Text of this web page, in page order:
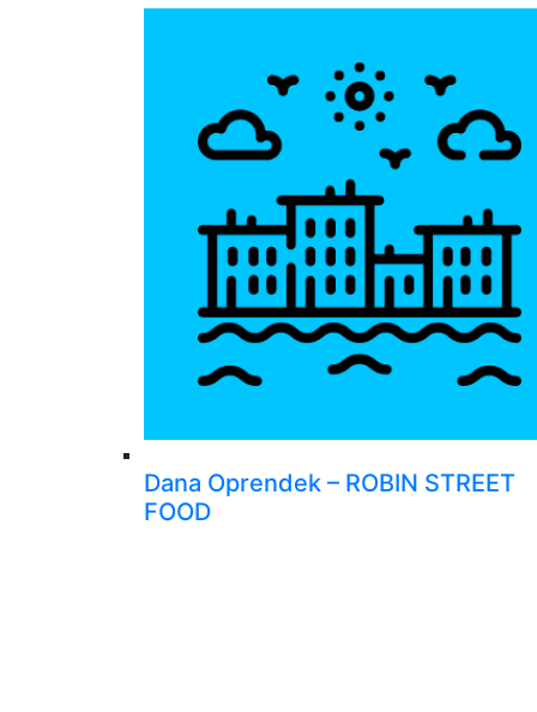
Dana Oprendek – ROBIN STREET
FOOD